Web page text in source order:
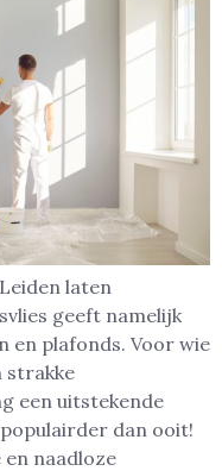
laten
geeft namelijk
en plafonds. Voor wie
strakke
een uitstekende
dan ooit!
naadloze